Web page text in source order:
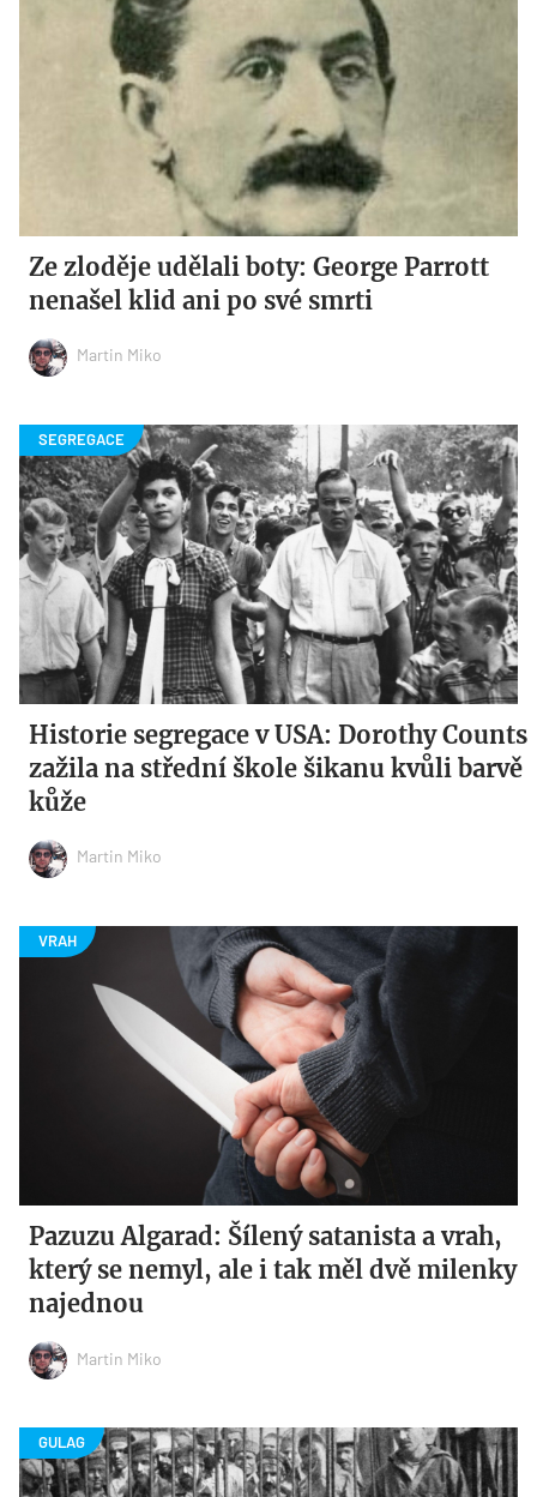
Ze zloděje udělali boty: George Parrott
nenašel klid ani po své smrti
Martin Miko
Historie segregace v USA: Dorothy Counts
zažila na střední škole šikanu kvůli barvě
kůže
Martin Miko
Pazuzu Algarad: Šílený satanista a vrah,
který se nemyl, ale i tak měl dvě milenky
najednou
Martin Miko